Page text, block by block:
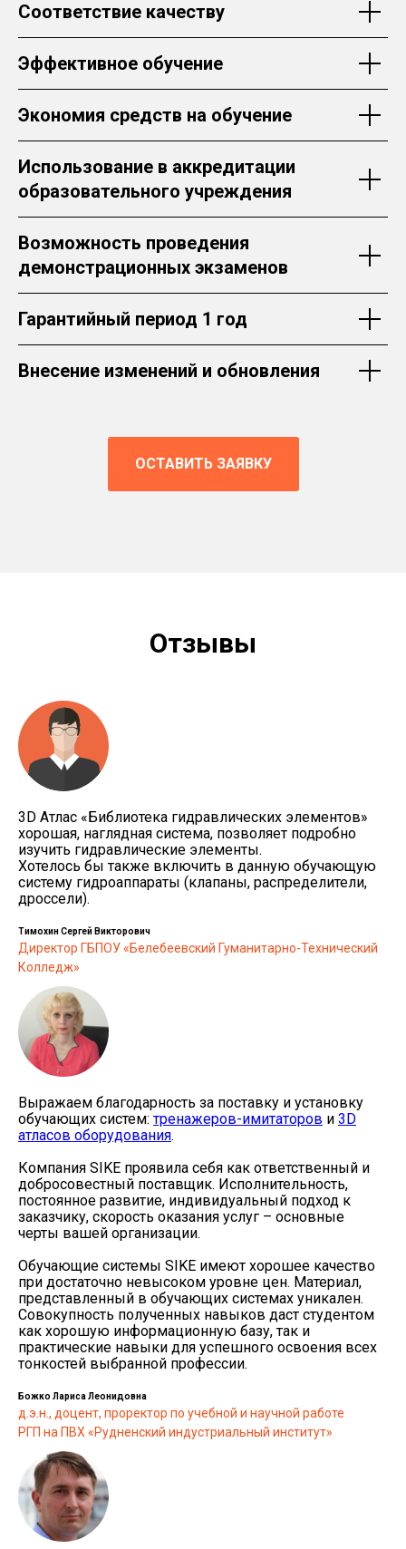
Соответствие качеству
Эффективное обучение
Экономия средств на обучение
Использование в аккредитации
образовательного учреждения
Возможность проведения
демонстрационных экзаменов
Гарантийный период 1 год
Внесение изменений и обновления
ОСТАВИТЬ ЗАЯВКУ
Отзывы
3D Атлас «Библиотека гидравлических элементов»
хорошая, наглядная система, позволяет подробно
изучить гидравлические элементы.
Хотелось бы также включить в данную обучающую
систему гидроаппараты (клапаны, распределители,
дроссели).
Тимохин Сергей Викторович
Директор ГБПОУ «Белебеевский Гуманитарно-Технический
Колледж»
Выражаем благодарность за поставку и установку
обучающих систем:тренажеров-имитаторов и 3D
атласов оборудования.
Компания SIKE проявила себя как ответственный и
добросовестный поставщик. Исполнительность,
постоянное развитие, индивидуальный подход к
заказчику, скорость оказания услуг – основные
черты вашей организации.
Обучающие системы SIKE имеют хорошее качество
при достаточно невысоком уровне цен. Материал,
представленный в обучающих системах уникален.
Совокупность полученных навыков даст студентом
как хорошую информационную базу, так и
практические навыки для успешного освоения всех
тонкостей выбранной профессии.
Божко Лариса Леонидовна
д.э.н., доцент, проректор по учебной и научной работе
РГП на ПВХ «Рудненский индустриальный институт»